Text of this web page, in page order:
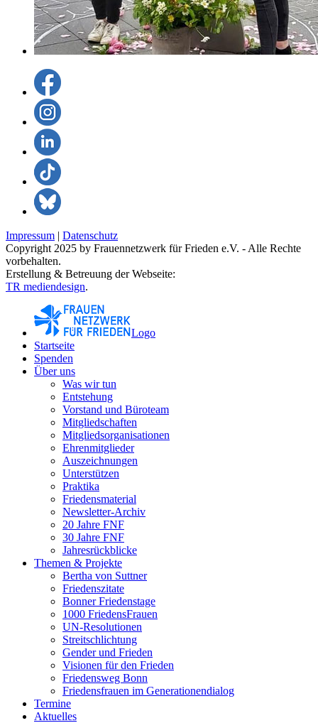
Impressum | Datenschutz
Copyright 2025 by Frauennetzwerk für Frieden e.V. - Alle Rechte
vorbehalten.
Erstellung & Betreuung der Webseite:
TR mediendesign.
Logo
Startseite
Spenden
Über uns
Was wir tun
Entstehung
Vorstand und Büroteam
Mitgliedschaften
Mitgliedsorganisationen
Ehrenmitglieder
Auszeichnungen
Unterstützen
Praktika
Friedensmaterial
Newsletter-Archiv
20 Jahre FNF
30 Jahre FNF
Jahresrückblicke
Themen & Projekte
Bertha von Suttner
Friedenszitate
Bonner Friedenstage
1000 FriedensFrauen
UN-Resolutionen
Streitschlichtung
Gender und Frieden
Visionen für den Frieden
Friedensweg Bonn
Friedensfrauen im Generationendialog
Termine
Aktuelles